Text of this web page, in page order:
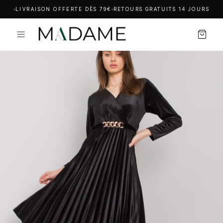
LIVRAISON OFFERTE DÈS 79€ RETOURS GRATUITS 14 JOURS